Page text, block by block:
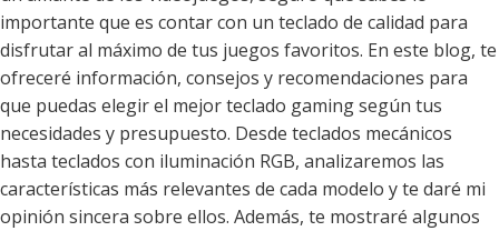
importante que es contar con un teclado de calidad para
disfrutar al máximo de tus juegos favoritos. En este blog, te
ofreceré información, consejos y recomendaciones para
que puedas elegir el mejor teclado gaming según tus
necesidades y presupuesto. Desde teclados mecánicos
hasta teclados con iluminación RGB, analizaremos las
características más relevantes de cada modelo y te daré mi
opinión sincera sobre ellos. Además, te mostraré algunos